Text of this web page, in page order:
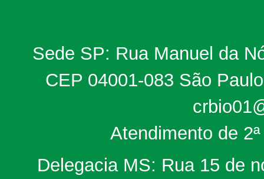
Sede SP: Rua Manuel da
CEP 04001-083 São
Atendimento de
Delegacia MS: Rua 15 de